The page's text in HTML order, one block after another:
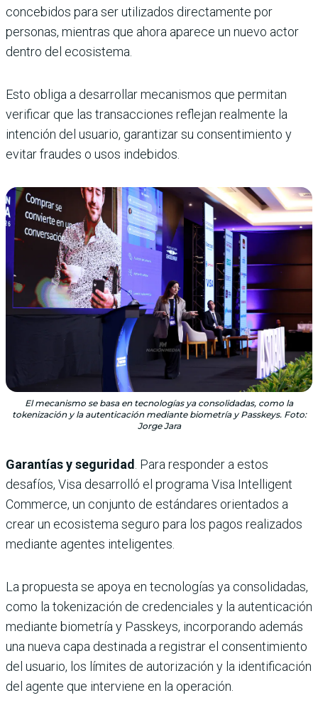
concebidos para ser utilizados directamente por
personas, mientras que ahora aparece un nuevo actor
dentro del ecosistema.
Esto obliga a desarrollar mecanismos que permitan
verificar que las transacciones reflejan realmente la
intención del usuario, garantizar su consentimiento y
evitar fraudes o usos indebidos.
El mecanismo se basa en tecnologías ya consolidadas, como la
tokenización y la autenticación mediante biometría y Passkeys. Foto:
Jorge Jara
Garantías y seguridad . Para responder a estos
desafíos, Visa desarrolló el programa Visa Intelligent
Commerce, un conjunto de estándares orientados a
crear un ecosistema seguro para los pagos realizados
mediante agentes inteligentes.
La propuesta se apoya en tecnologías ya consolidadas,
como la tokenización de credenciales y la autenticación
mediante biometría y Passkeys, incorporando además
una nueva capa destinada a registrar el consentimiento
del usuario, los límites de autorización y la identificación
del agente que interviene en la operación.